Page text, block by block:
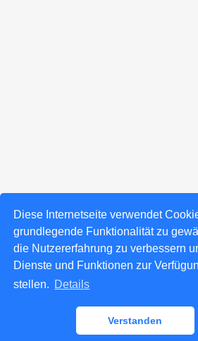
Diese Internetseite verwendet
grundlegende Funktionalität zu
die Nutzererfahrung zu verbessern
Dienste und Funktionen zur
stellen. Details
Verstanden